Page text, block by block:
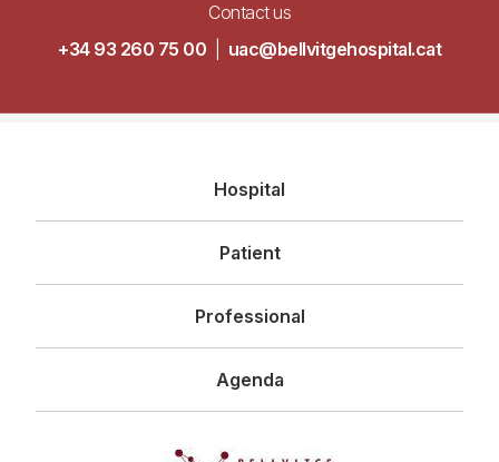
Contact us
+34 93 260 75 00
uac@bellvitgehospital.cat
principal
Hospital
Patient
Professional
Agenda